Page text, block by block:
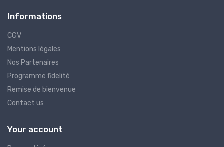
Informations
CGV
Mentions légales
Nos Partenaires
Programme fidelité
Remise de bienvenue
Contact us
Your account